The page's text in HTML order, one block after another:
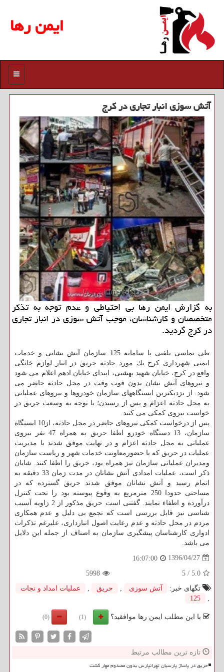
ایمن رها
منو
آتش سوزی انبار تجاری در كرج
به گزارش ایمن رها بی احتیاطی و عدم توجه به تذكر
متخصصان و كارشناسان، موجب آتش سوزی در انبار تجاری
در كرج گردید.
طی تماسی تلفنی با سامانه 125 سازمان آتش نشانی و خدمات
ایمنی شهرداری كرج یك مورد حادثه حریق در انبار لوازم خانگی
واقع در كرج، خیابان شهید بهشتی، ابتدای خیابان ادهم اعلام می شود
و نیروهای آتش نشان بدون فوت وقت در محل حادثه حاضر می
شود. از نزدیكترین ایستگاههای سازمان خودروها و نیروهای عملیاتی
به محل حادثه اعزام و پس از رسیدن؛ با توجه به وسعت حریق در
خواست نیروی كمكی می كنند.
پس از درخواست كمكی نیروهای حاضر در محل حادثه، از10 ایستگاه
سازمان، 13 دستگاه خودرو اطفا حریق به همراه 47 نفر نیروی
عملیاتی به محل حادثه اعزام و در نهایت موفق شدند با مدیریت
عملیات در حریق كه با حضورمعاونت خدمات شهر و ریاست سازمان
ومدیران عملیاتی سازمان نیز همراه بود، حریق را اطفا كنند. شایان
ذكر است، عملیات امدادی آتش نشانان در مدت زمان 33 دقیقه به
اتمام رسید و آتش نشانان موفق شدند حریق گسترده كه در
مساحتی حدودا 250 مترمربع به وقوع پیوسته بود را تحت كنترل
درآورده و اطفاء نمایند. گفتنی است حریق مذكور از 2 زاویه آسیب
شناسی نیز قابل بررسی است كه تجمع بی دلیل و عدم همكاری
مردم در محل حادثه و عدم رعایت اصول انبارداری، علیرغم تذكرات
ادواری كارشناسان پیشگیری سازمان به اصناف از جمله این دلایل
می باشد.
1396/04/27
16:07:00
5.0
/
5
5998
تگهای خبر:
آتش سوزی حریق
عملیات امداد و نجات
125
با این مطلب ایمن رها موافقید؟ (1)
(0)
تازه ترین مطالب مرتبط
حریق در پاساژ پارسیان تهرانپارس بدون مصدوم مهار گشت